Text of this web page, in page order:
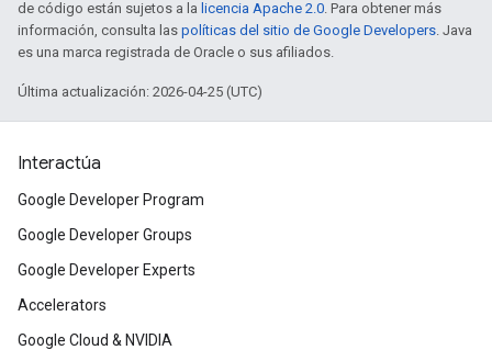
de código están sujetos a la licencia Apache 2.0. Para obtener más
información, consulta las políticas del sitio de Google Developers. Java
es una marca registrada de Oracle o sus afiliados.
Última actualización: 2026-04-25 (UTC)
Interactúa
Google Developer Program
Google Developer Groups
Google Developer Experts
Accelerators
Google Cloud & NVIDIA